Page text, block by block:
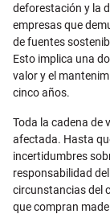
deforestación y la
empresas que
de fuentes
Esto implica una
valor y el
cinco años.
Toda la cadena de
afectada. Hasta
incertidumbres
responsabilidad
circunstancias del
que compran